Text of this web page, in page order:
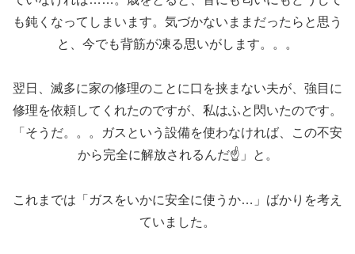
も鈍くなってしまいます。気づかないままだったらと思う
と、今でも背筋が凍る思いがします。。。
翌日、滅多に家の修理のことに口を挟まない夫が、強目に
修理を依頼してくれたのですが、私はふと閃いたのです。
「そうだ。。。ガスという設備を使わなければ、この不安
から完全に解放されるんだ☝️」と。
これまでは「ガスをいかに安全に使うか…」ばかりを考え
ていました。